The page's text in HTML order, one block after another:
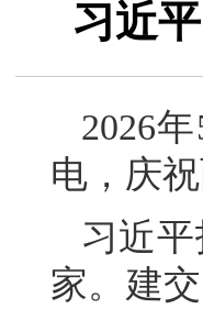
习近
2026
电，庆
习近
家。建